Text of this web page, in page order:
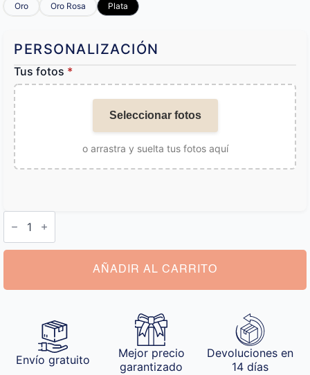
Oro Oro Rosa Plata
PERSONALIZACIÓN
Tus fotos *
Seleccionar fotos
o arrastra y suelta tus fotos aquí
Collar
Personalizado
Acero
Inoxidable
AÑADIR AL CARRITO
Envío gratuito
Mejor precio
garantizado
Devoluciones en
14 días